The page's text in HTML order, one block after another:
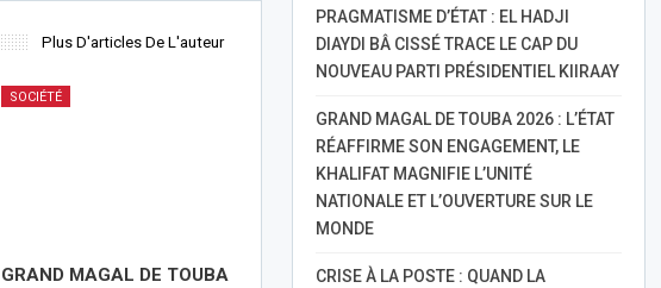
Plus D'articles De L'auteur
SOCIÉTÉ
GRAND MAGAL DE TOUBA
PRAGMATISME D’ÉTAT : EL HADJI
DIAYDI BÂ CISSÉ TRACE LE CAP DU
NOUVEAU PARTI PRÉSIDENTIEL KIIRAAY
GRAND MAGAL DE TOUBA 2026 : L’ÉTAT
RÉAFFIRME SON ENGAGEMENT, LE
KHALIFAT MAGNIFIE L’UNITÉ
NATIONALE ET L’OUVERTURE SUR LE
MONDE
CRISE À LA POSTE : QUAND LA